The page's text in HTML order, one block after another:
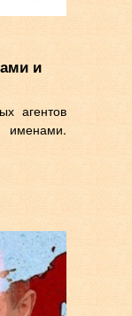
и
агентов
именами.